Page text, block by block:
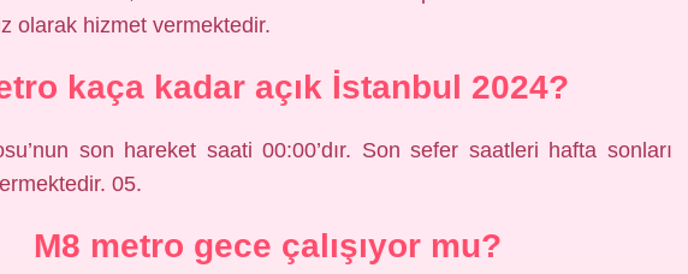
olarak hizmet vermektedir.
kaça kadar açık İstanbul 2024?
son hareket saati 00:00’dır. Son sefer saatleri hafta sonları
05.
M8 metro gece çalışıyor mu?